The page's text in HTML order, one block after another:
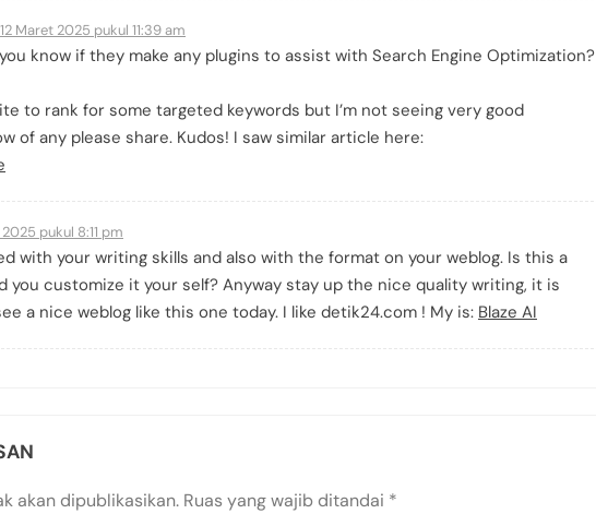
12 Maret 2025 pukul 11:39 am
know if they make any plugins to assist with Search Engine Optimization?
to rank for some targeted keywords but I’m not seeing very good
of any please share. Kudos! I saw similar article here:
pukul 8:11 pm
with your writing skills and also with the format on your weblog. Is this a
you customize it your self? Anyway stay up the nice quality writing, it is
a nice weblog like this one today. I like detik24.com ! My is: Blaze AI
akan dipublikasikan. Ruas yang wajib ditandai *